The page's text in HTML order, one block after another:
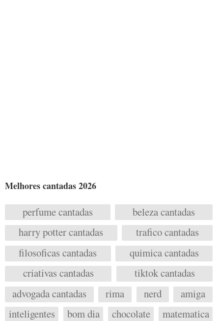
Melhores cantadas 2026
perfume cantadas
beleza cantadas
harry potter cantadas
trafico cantadas
filosoficas cantadas
quimica cantadas
criativas cantadas
tiktok cantadas
advogada cantadas
rima nerd
amiga
inteligentes
bom dia chocolate matematica